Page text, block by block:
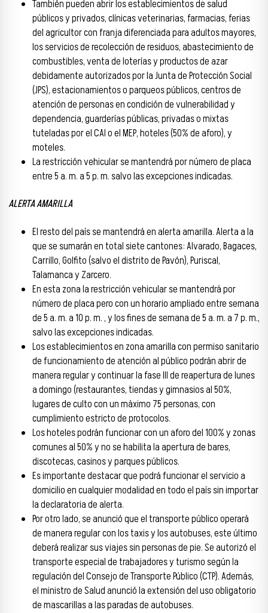
También pueden abrir los establecimientos de salud
públicos y privados, clínicas veterinarias, farmacias, ferias
del agricultor con franja diferenciada para adultos mayores,
los servicios de recolección de residuos, abastecimiento de
combustibles, venta de loterías y productos de azar
debidamente autorizados por la Junta de Protección Social
(JPS), estacionamientos o parqueos públicos, centros de
atención de personas en condición de vulnerabilidad y
dependencia, guarderías públicas, privadas o mixtas
tuteladas por el CAI o el MEP, hoteles (50% de aforo), y
moteles.
La restricción vehicular se mantendrá por número de placa
entre 5 a. m. a 5 p. m. salvo las excepciones indicadas.
ALERTA AMARILLA
El resto del país se mantendrá en alerta amarilla. Alerta a la
que se sumarán en total siete cantones: Alvarado, Bagaces,
Carrillo, Golfito (salvo el distrito de Pavón), Puriscal,
Talamanca y Zarcero.
En esta zona la restricción vehicular se mantendrá por
número de placa pero con un horario ampliado entre semana
de 5 a. m. a 10 p. m. , y los fines de semana de 5 a. m. a 7 p. m.,
salvo las excepciones indicadas.
Los establecimientos en zona amarilla con permiso sanitario
de funcionamiento de atención al público podrán abrir de
manera regular y continuar la fase III de reapertura de lunes
a domingo (restaurantes, tiendas y gimnasios al 50%,
lugares de culto con un máximo 75 personas, con
cumplimiento estricto de protocolos.
Los hoteles podrán funcionar con un aforo del 100% y zonas
comunes al 50% y no se habilita la apertura de bares,
discotecas, casinos y parques públicos.
Es importante destacar que podrá funcionar el servicio a
domicilio en cualquier modalidad en todo el país sin importar
la declaratoria de alerta.
Por otro lado, se anunció que el transporte público operará
de manera regular con los taxis y los autobuses, este último
deberá realizar sus viajes sin personas de pie. Se autorizó el
transporte especial de trabajadores y turismo según la
regulación del Consejo de Transporte Público (CTP). Además,
el ministro de Salud anunció la extensión del uso obligatorio
de mascarillas a las paradas de autobuses.